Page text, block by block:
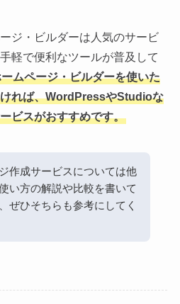
ジ・ビルダーは人気のサービ
軽で便利なツールが普及して
ムページ・ビルダーを使いた
れば、WordPressやStudioな
ビスがおすすめです。
作成サービスについては他
い方の解説や比較を書いて
ぜひそちらも参考にしてく